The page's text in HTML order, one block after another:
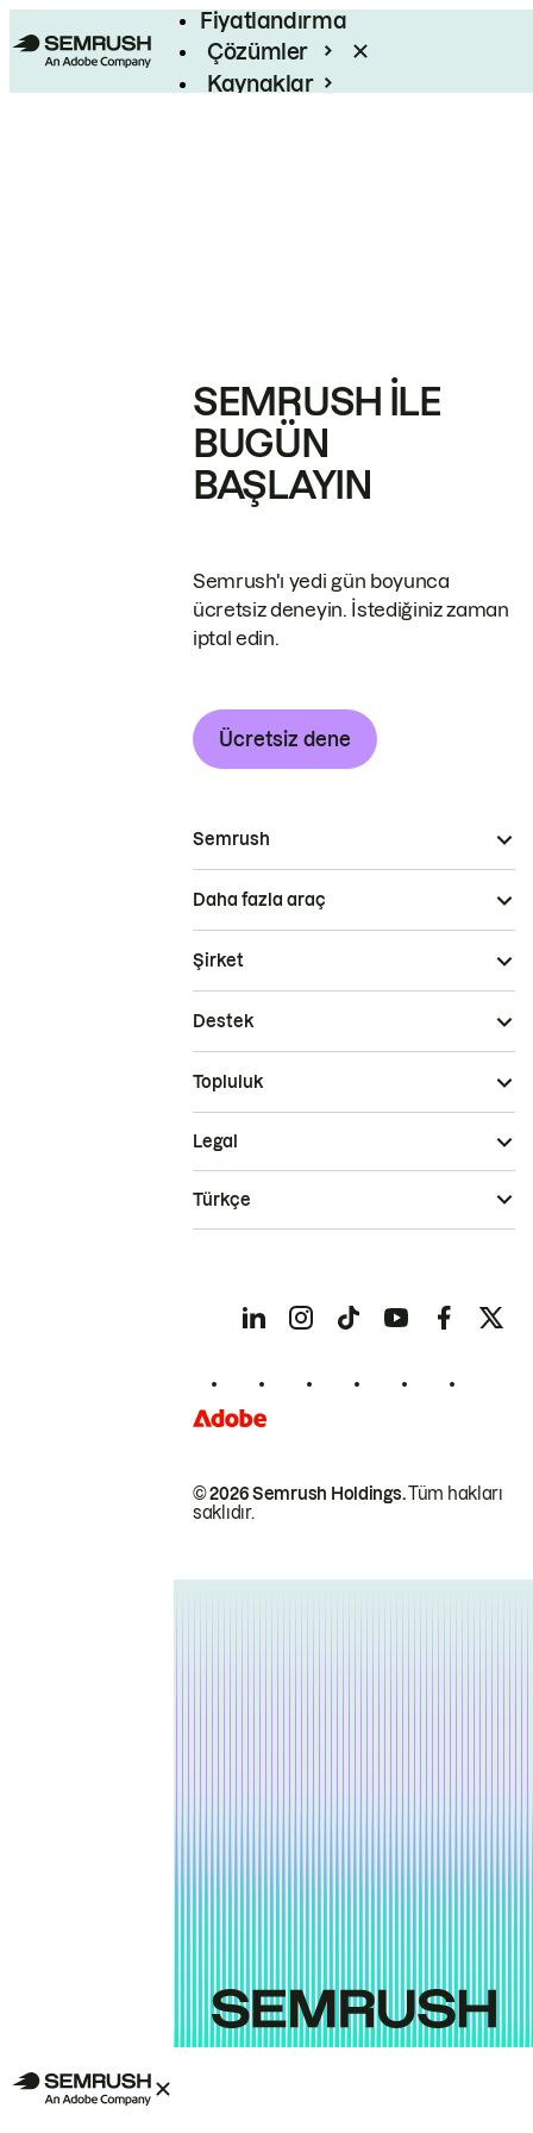
Fiyatlandırma
Çözümler
Kaynaklar
SEMRUSH ILE
BUGÜN
BAŞLAYIN
Semrush'ı yedi gün boyunca
ücretsiz deneyin. İstediğiniz zaman
iptal edin.
Ücretsiz dene
Semrush
Daha fazla araç
Şirket
Destek
Topluluk
© 2026 Semrush Holdings.Tüm hakları
saklıdır.
Legal
Türkçe